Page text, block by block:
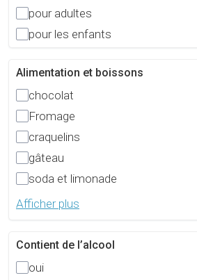
pour adultes
pour les enfants
Alimentation et boissons
chocolat
Fromage
craquelins
gâteau
soda et limonade
Afficher plus
Contient de l’alcool
oui